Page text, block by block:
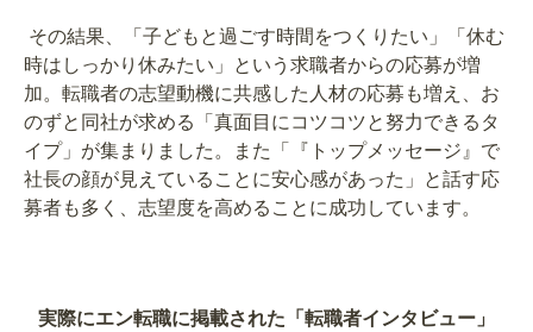
その結果、「子どもと過ごす時間をつくりたい」「休む
時はしっかり休みたい」という求職者からの応募が増
加。転職者の志望動機に共感した人材の応募も増え、お
のずと同社が求める「真面目にコツコツと努力できるタ
イプ」が集まりました。また「『トップメッセージ』で
社長の顔が見えていることに安心感があった」と話す応
募者も多く、志望度を高めることに成功しています。
実際にエン転職に掲載された「転職者インタビュー」